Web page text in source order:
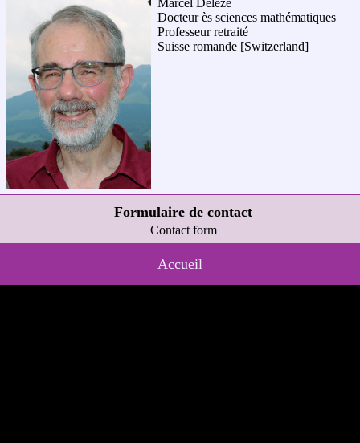
Marcel Délèze
Docteur ès sciences mathématiques
Professeur retraité
Suisse romande [Switzerland]
Formulaire de contact
Contact form
Accueil